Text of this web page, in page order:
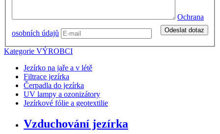
Ochrana
osobních údajů
Odeslat dotaz
Kategorie VÝROBCI
Jezírko na jaře a v létě
Filtrace jezírka
Čerpadla do jezírka
UV lampy a ozonizátory
Jezírkové fólie a geotextilie
Vzduchování jezírka